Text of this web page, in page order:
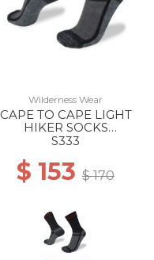
Wilderness Wear
CAPE TO CAPE LIGHT
HIKER SOCKS
BLACK/CHARCOAL
S333
$ 153 $ 170